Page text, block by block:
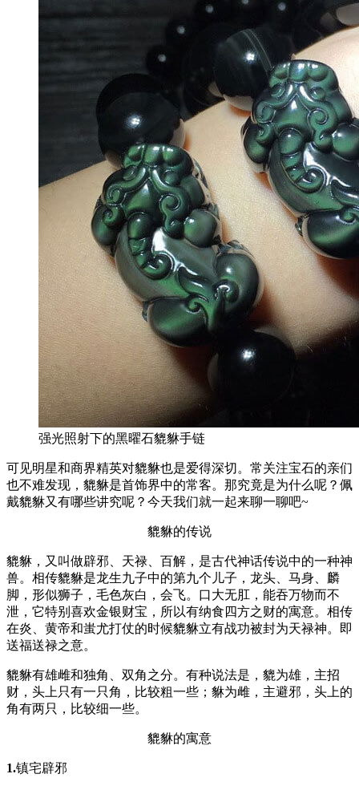
强光照射下的黑曜石貔貅手链
可见明星和商界精英对貔貅也是爱得深切。常关注宝石的亲们
也不难发现，貔貅是首饰界中的常客。那究竟是为什么呢？佩
戴貔貅又有哪些讲究呢？今天我们就一起来聊一聊吧~
貔貅的传说
貔貅，又叫做辟邪、天禄、百解，是古代神话传说中的一种神
兽。相传貔貅是龙生九子中的第九个儿子，龙头、马身、麟
脚，形似狮子，毛色灰白，会飞。口大无肛，能吞万物而不
泄，它特别喜欢金银财宝，所以有纳食四方之财的寓意。相传
在炎、黄帝和蚩尤打仗的时候貔貅立有战功被封为天禄神。即
送福送禄之意。
貔貅有雄雌和独角、双角之分。有种说法是，貔为雄，主招
财，头上只有一只角，比较粗一些；貅为雌，主避邪，头上的
角有两只，比较细一些。
貔貅的寓意
1.镇宅辟邪